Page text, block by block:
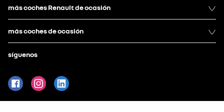
más coches Renault de ocasión
más coches de ocasión
síguenos